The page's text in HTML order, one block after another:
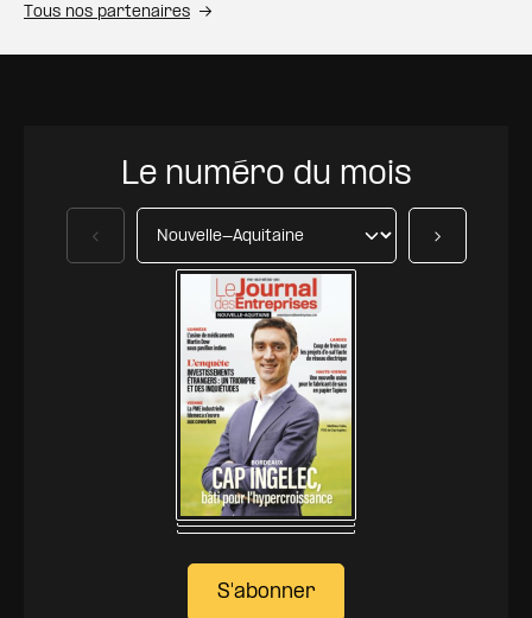
Tous nos partenaires
Le numéro du mois
S'abonner
Précédent Suivant